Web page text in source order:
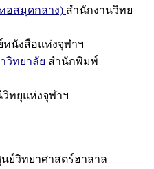
อสมุดกลาง) สำนักงานวิทย
หนังสือแห่งจุฬาฯ
วิทยาลัย สำนักพิมพ์
ทยุแห่งจุฬาฯ
ย์วิทยาศาสตร์ฮาลาล